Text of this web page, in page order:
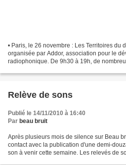
• Paris, le 26 novembre : Les Territoires du
organisée par Addor, association pour le
radiophonique. De 9h30 à 19h, de
Relève de sons
Publié le 14/11/2010 à 16:40
Par beau bruit
Après plusieurs mois de silence sur Beau
contact avec la publication d'une demi-
son à venir cette semaine. Les relevés de